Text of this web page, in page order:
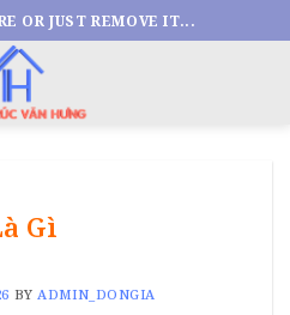
OR JUST REMOVE IT...
Gì
BY ADMIN_DONGIA